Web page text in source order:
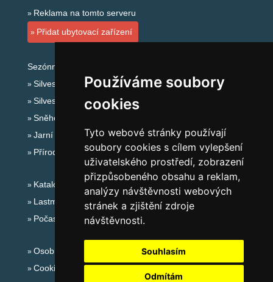
Používáme soubory
cookies
Tyto webové stránky používají
soubory cookies s cílem vylepšení
uživatelského prostředí, zobrazení
přizpůsobeného obsahu a reklam,
analýzy návštěvnosti webových
stránek a zjištění zdroje
návštěvnosti.
Souhlasím
Odmítám
Reklama na tomto serveru
Přidat ubytovací zařízení
Sezónní odkazy:
Silvester Beskydy
Silvestr na horách 2025/26
Sněhové zpravodajství
Jarní prázdniny 2027
Přírodní koupaliště
Katalog ubytování Beskydy
Lastminute Beskydy
Počasí na horách
Osobní údaje
Cookies